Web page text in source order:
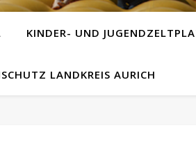
KINDER- UND
LANDKREIS AURICH